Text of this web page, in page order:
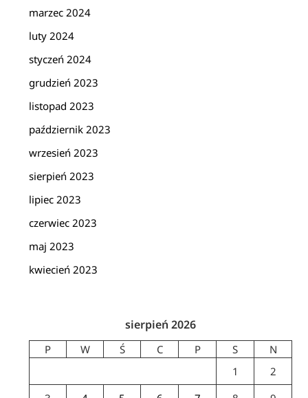
marzec 2024
luty 2024
styczeń 2024
grudzień 2023
listopad 2023
październik 2023
wrzesień 2023
sierpień 2023
lipiec 2023
czerwiec 2023
maj 2023
kwiecień 2023
sierpień 2026
P W Ś C P S
N
1
2